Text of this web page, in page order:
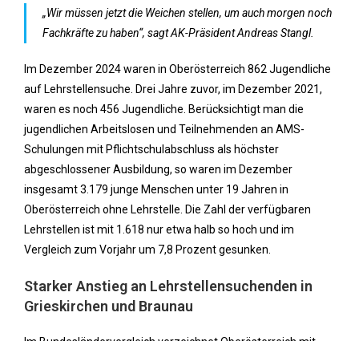
„Wir müssen jetzt die Weichen stellen, um auch morgen noch
Fachkräfte zu haben“, sagt AK-Präsident Andreas Stangl.
Im Dezember 2024 waren in Oberösterreich 862 Jugendliche
auf Lehrstellensuche. Drei Jahre zuvor, im Dezember 2021,
waren es noch 456 Jugendliche. Berücksichtigt man die
jugendlichen Arbeitslosen und Teilnehmenden an AMS-
Schulungen mit Pflichtschulabschluss als höchster
abgeschlossener Ausbildung, so waren im Dezember
insgesamt 3.179 junge Menschen unter 19 Jahren in
Oberösterreich ohne Lehrstelle. Die Zahl der verfügbaren
Lehrstellen ist mit 1.618 nur etwa halb so hoch und im
Vergleich zum Vorjahr um 7,8 Prozent gesunken.
Starker Anstieg an Lehrstellensuchenden in
Grieskirchen und Braunau